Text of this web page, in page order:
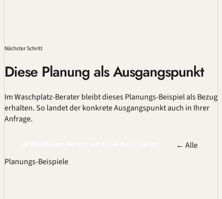
Nächster Schritt
Diese Planung als Ausgangspunkt
ImWaschplatz-Beraterbleibt dieses Planungs-Beispiel als Bezug
erhalten. So landet der konkrete Ausgangspunkt auch in Ihrer
Anfrage.
← Alle
Planungs-Beispiele